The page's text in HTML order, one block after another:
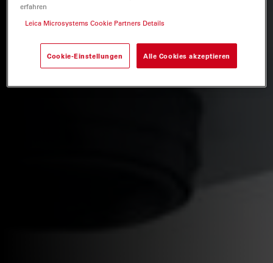
erfahren
Leica Microsystems Cookie Partners Details
Cookie-Einstellungen Alle Cookies akzeptieren